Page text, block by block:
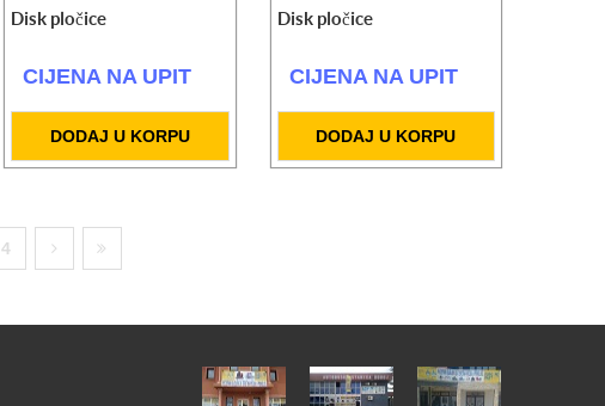
Disk pločice
CIJENA NA UPIT
DODAJ U KORPU
Disk pločice
CIJENA NA UPIT
DODAJ U KORPU
4